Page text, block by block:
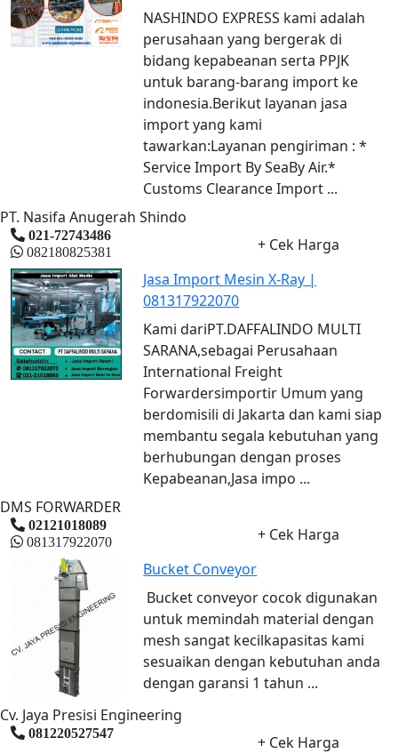
NASHINDO EXPRESS kami adalah
perusahaan yang bergerak di
bidang kepabeanan serta PPJK
untuk barang-barang import ke
indonesia.Berikut layanan jasa
import yang kami
tawarkan:Layanan pengiriman : *
Service Import By SeaBy Air.*
Customs Clearance Import ...
PT. Nasifa Anugerah Shindo
021-72743486
082180825381
+ Cek Harga
Jasa Import Mesin X-Ray |
081317922070
Kami dariPT.DAFFALINDO MULTI
SARANA,sebagai Perusahaan
International Freight
Forwardersimportir Umum yang
berdomisili di Jakarta dan kami siap
membantu segala kebutuhan yang
berhubungan dengan proses
Kepabeanan,Jasa impo ...
DMS FORWARDER
02121018089
081317922070
+ Cek Harga
Bucket Conveyor
Bucket conveyor cocok digunakan
untuk memindah material dengan
mesh sangat kecilkapasitas kami
sesuaikan dengan kebutuhan anda
dengan garansi 1 tahun ...
Cv. Jaya Presisi Engineering
081220527547 + Cek Harga